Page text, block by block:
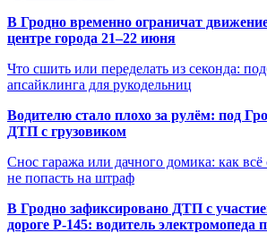
В Гродно временно ограничат
центре города 21–22 июня
Что сшить или переделать из секонда:
апсайклинга для рукодельниц
Водителю стало плохо за рулём: под
ДТП с грузовиком
Снос гаража или дачного домика: как всё
не попасть на штраф
В Гродно зафиксировано ДТП с
дороге Р-145: водитель электромопеда